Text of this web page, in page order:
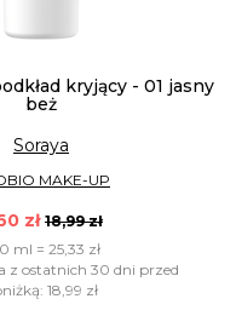
kryjący - 01 jasny
beż
Soraya
MAKE-UP
zł 18,99 zł
ml = 25,33 zł
z ostatnich 30 dni przed
18,99 zł